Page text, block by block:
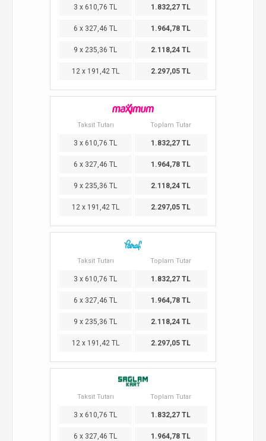
3 x 610,76 TL 1.832,27 TL
6 x 327,46 TL 1.964,78 TL
9 x 235,36 TL 2.118,24 TL
12 x 191,42 TL 2.297,05 TL
Taksit Tutarı Toplam Tutar
3 x 610,76 TL 1.832,27 TL
6 x 327,46 TL 1.964,78 TL
9 x 235,36 TL 2.118,24 TL
12 x 191,42 TL 2.297,05 TL
Taksit Tutarı Toplam Tutar
3 x 610,76 TL 1.832,27 TL
6 x 327,46 TL 1.964,78 TL
9 x 235,36 TL 2.118,24 TL
12 x 191,42 TL 2.297,05 TL
Taksit Tutarı Toplam Tutar
3 x 610,76 TL 1.832,27 TL
6 x 327,46 TL 1.964,78 TL